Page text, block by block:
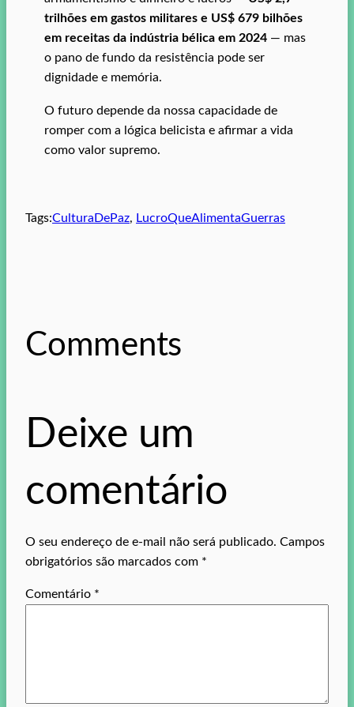
trilhões em gastos militares e US$ 679 bilhões
em receitas da indústria bélica em 2024 — mas
o pano de fundo da resistência pode ser
dignidade e memória.
O futuro depende da nossa capacidade de
romper com a lógica belicista e afirmar a vida
como valor supremo.
Tags:CulturaDePaz, LucroQueAlimentaGuerras
Comments
Deixe um
comentário
O seu endereço de e-mail não será publicado. Campos
obrigatórios são marcados com *
Comentário *